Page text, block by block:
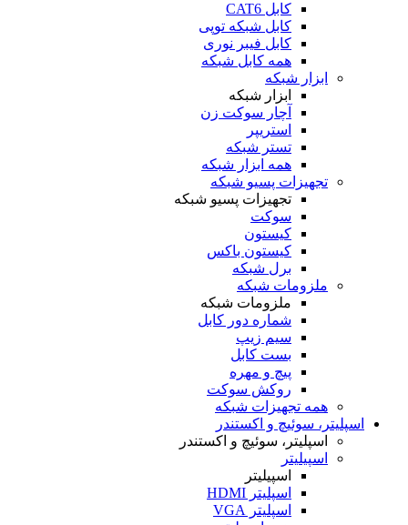
کابل CAT6
کابل شبکه توپی
کابل فیبر نوری
همه کابل شبکه
ابزار شبکه
ابزار شبکه
آچار سوکت زن
استریپر
تستر شبکه
همه ابزار شبکه
تجهیزات پسیو شبکه
تجهیزات پسیو شبکه
سوکت
کیستون
کیستون باکس
برل شبکه
ملزومات شبکه
ملزومات شبکه
شماره دور کابل
سیم زیپ
بست کابل
پیچ و مهره
روکش سوکت
همه تجهیزات شبکه
اسپلیتر، سوئیچ و اکستندر
اسپلیتر، سوئیچ و اکستندر
اسپیلیتر
اسپیلیتر
اسپلیتر HDMI
اسپلیتر VGA